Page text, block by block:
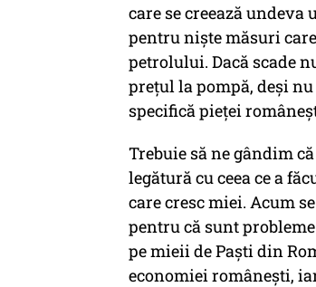
care se creează undeva
pentru niște măsuri
petrolului. Dacă scade
prețul la pompă, deși
specifică pieței
Trebuie să ne gândim
legătură cu ceea ce a
care cresc miei. Acum
pentru că sunt
pe mieii de Paști din
economiei românești,